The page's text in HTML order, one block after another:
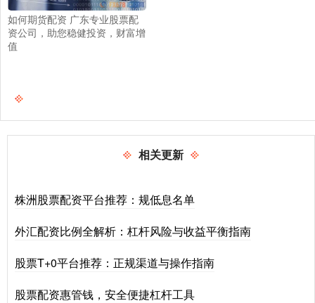
如何期货配资 广东专业股票配
资公司，助您稳健投资，财富增
值
相关更新
株洲股票配资平台推荐：规低息名单
外汇配资比例全解析：杠杆风险与收益平衡指南
股票T+0平台推荐：正规渠道与操作指南
股票配资惠管钱，安全便捷杠杆工具